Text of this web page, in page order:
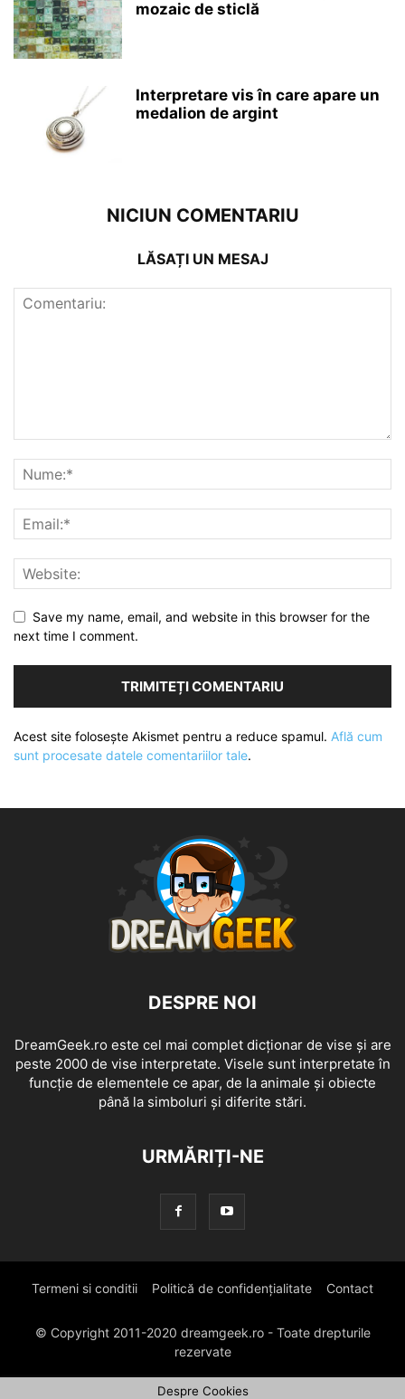
mozaic de sticlă
Interpretare vis în care apare un
medalion de argint
NICIUN COMENTARIU
LĂSAȚI UN MESAJ
Save my name, email, and website in this browser for the
next time I comment.
Acest site folosește Akismet pentru a reduce spamul. Află cum
sunt procesate datele comentariilor tale.
DESPRE NOI
DreamGeek.ro este cel mai complet dicționar de vise și are
peste 2000 de vise interpretate. Visele sunt interpretate în
funcție de elementele ce apar, de la animale și obiecte
până la simboluri și diferite stări.
URMĂRIȚI-NE
Termeni si conditii Politică de confidențialitate Contact
© Copyright 2011-2020 dreamgeek.ro - Toate drepturile
rezervate
Despre Cookies